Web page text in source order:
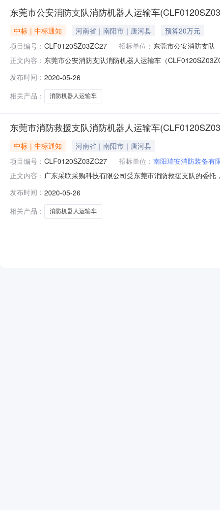
东莞市公安消防支队消防机器人运输车
中标｜中标通知 河南省｜南阳市｜唐河县
预算20万元
项目编号： CLF0120SZ03ZC27 招标单位： 东莞市公安消防支队
正文内容： 东莞市公安消防支队消防机器人运输车（
耀东、周俊、张涛总中标金额￥19.800000万元（人民
发布时间： 2020-05-26
相关产品：
消防机器人运输车
东莞市消防救援支队消防机器人运输车
中标｜中标通知
河南省｜南阳市｜唐河县
项目编号： CLF0120SZ03ZC27 招标单位： 南阳瑞安消防装备有
正文内容： 广东采联采购科技有限公司受东莞市消防救援支队的委
中标供应商名称：镇江开宇机械设备有限公司法人代表
发布时间： 2020-05-26
相关产品：
消防机器人运输车